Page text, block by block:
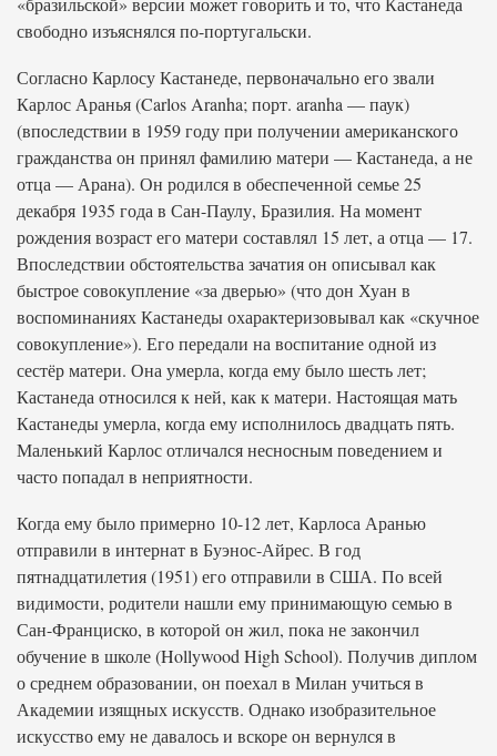
свободно изъяснялся по-португальски.
Согласно Карлосу Кастанеде, первоначально его звали
Карлос Аранья (Carlos Aranha; порт. aranha — паук)
(впоследствии в 1959 году при получении американского
гражданства он принял фамилию матери — Кастанеда, а не
отца — Арана). Он родился в обеспеченной семье 25
декабря 1935 года в Сан-Паулу, Бразилия. На момент
рождения возраст его матери составлял 15 лет, а отца — 17.
Впоследствии обстоятельства зачатия он описывал как
быстрое совокупление «за дверью» (что дон Хуан в
воспоминаниях Кастанеды охарактеризовывал как «скучное
совокупление»). Его передали на воспитание одной из
сестёр матери. Она умерла, когда ему было шесть лет;
Кастанеда относился к ней, как к матери. Настоящая мать
Кастанеды умерла, когда ему исполнилось двадцать пять.
Маленький Карлос отличался несносным поведением и
часто попадал в неприятности.
Когда ему было примерно 10-12 лет, Карлоса Аранью
отправили в интернат в Буэнос-Айрес. В год
пятнадцатилетия (1951) его отправили в США. По всей
видимости, родители нашли ему принимающую семью в
Сан-Франциско, в которой он жил, пока не закончил
обучение в школе (Hollywood High School). Получив диплом
о среднем образовании, он поехал в Милан учиться в
Академии изящных искусств. Однако изобразительное
искусство ему не давалось и вскоре он вернулся в